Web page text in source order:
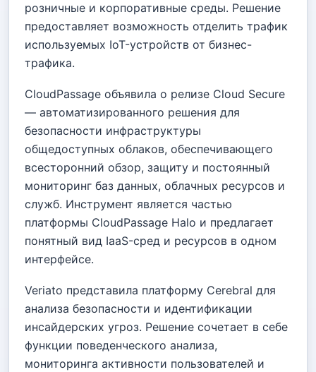
розничные и корпоративные среды. Решение
предоставляет возможность отделить трафик
используемых IoT-устройств от бизнес-
трафика.
CloudPassage объявила о релизе Cloud Secure
— автоматизированного решения для
безопасности инфраструктуры
общедоступных облаков, обеспечивающего
всесторонний обзор, защиту и постоянный
мониторинг баз данных, облачных ресурсов и
служб. Инструмент является частью
платформы CloudPassage Halo и предлагает
понятный вид IaaS-сред и ресурсов в одном
интерфейсе.
Veriato представила платформу Cerebral для
анализа безопасности и идентификации
инсайдерских угроз. Решение сочетает в себе
функции поведенческого анализа,
мониторинга активности пользователей и